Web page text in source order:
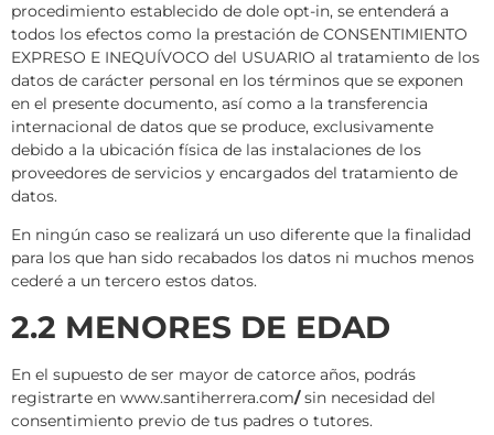
procedimiento establecido de dole opt-in, se entenderá a
todos los efectos como la prestación de CONSENTIMIENTO
EXPRESO E INEQUÍVOCO del USUARIO al tratamiento de los
datos de carácter personal en los términos que se exponen
en el presente documento, así como a la transferencia
internacional de datos que se produce, exclusivamente
debido a la ubicación física de las instalaciones de los
proveedores de servicios y encargados del tratamiento de
datos.
En ningún caso se realizará un uso diferente que la finalidad
para los que han sido recabados los datos ni muchos menos
cederé a un tercero estos datos.
2.2 MENORES DE EDAD
En el supuesto de ser mayor de catorce años, podrás
registrarte en www.santiherrera.com/sin necesidad del
consentimiento previo de tus padres o tutores.